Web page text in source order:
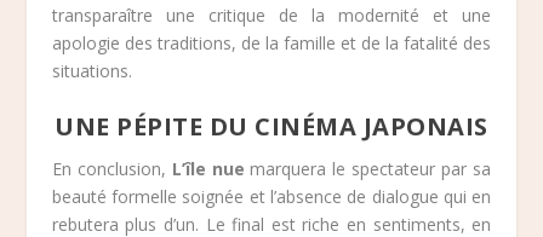
transparaître une critique de la modernité et une
apologie des traditions, de la famille et de la fatalité des
situations.
UNE PÉPITE DU CINÉMA JAPONAIS
En conclusion, L’île nue marquera le spectateur par sa
beauté formelle soignée et l’absence de dialogue qui en
rebutera plus d’un. Le final est riche en sentiments, en